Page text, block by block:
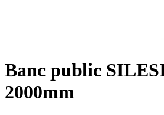
Banc public
2000mm